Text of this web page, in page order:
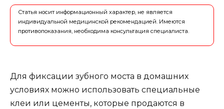
Статья носит информационный характер, не является
индивидуальной медицинской рекомендацией. Имеются
противопоказания, необходима консультация специалиста.
Для фиксации зубного моста в домашних
условиях можно использовать специальные
клеи или цементы, которые продаются в